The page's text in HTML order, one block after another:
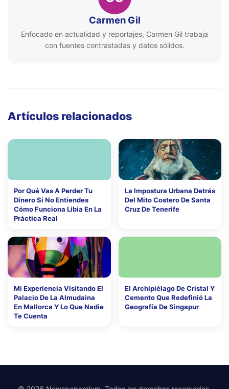
Carmen Gil
Enfocado en actualidad y reportajes, Carmen Gil trabaja
con fuentes contrastadas y datos sólidos.
Artículos relacionados
Por Qué Vas A Perder Tu
Dinero Si No Entiendes
Cómo Funciona Libia En La
Práctica Real
La Impostura Urbana Detrás
Del Mito Costero De Santa
Cruz De Tenerife
Mi Experiencia Visitando El
Palacio De La Almudaina
En Mallorca Y Lo Que Nadie
Te Cuenta
El Archipiélago De Cristal Y
Cemento Que Redefinió La
Geografía De Singapur